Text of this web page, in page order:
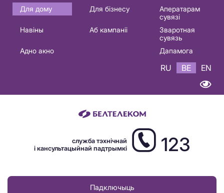
Основная
навигация
Для дому Для бізнесу
Аператарам
сувязі
Навіны
Аб кампаніі
Зваротная
сувязь
Адно акно
Дапамога
RU BE EN
служба тэхнічнай
і кансультацыйнай падтрымкі
123
Падключыць